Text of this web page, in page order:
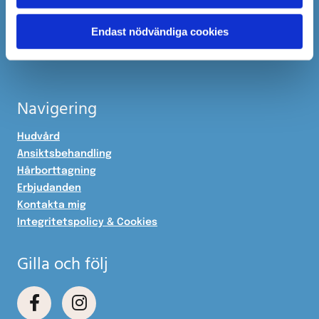
Endast nödvändiga cookies
Kontakta oss via formulär
Vägbeskrivning
Boka tid online
Navigering
Hudvård
Ansiktsbehandling
Hårborttagning
Erbjudanden
Kontakta mig
Integritetspolicy & Cookies
Gilla och följ